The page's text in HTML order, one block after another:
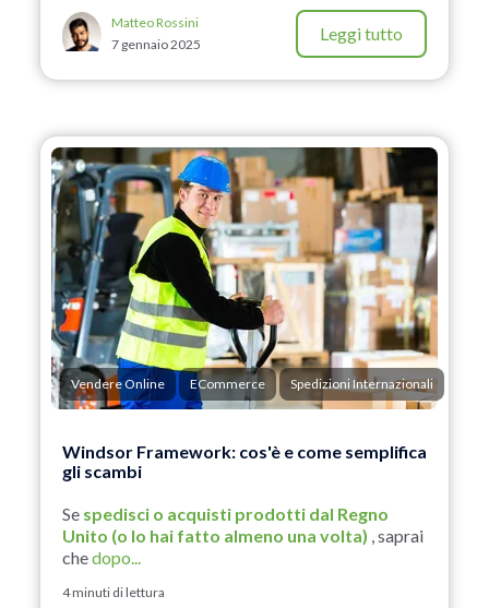
Matteo Rossini
7 gennaio 2025
Leggi tutto
Vendere Online ECommerce Spedizioni Internazionali
Windsor Framework: cos'è e come semplifica
gli scambi
Se spedisci o acquisti prodotti dal Regno
Unito (o lo hai fatto almeno una volta) , saprai
chedopo...
4 minuti di lettura